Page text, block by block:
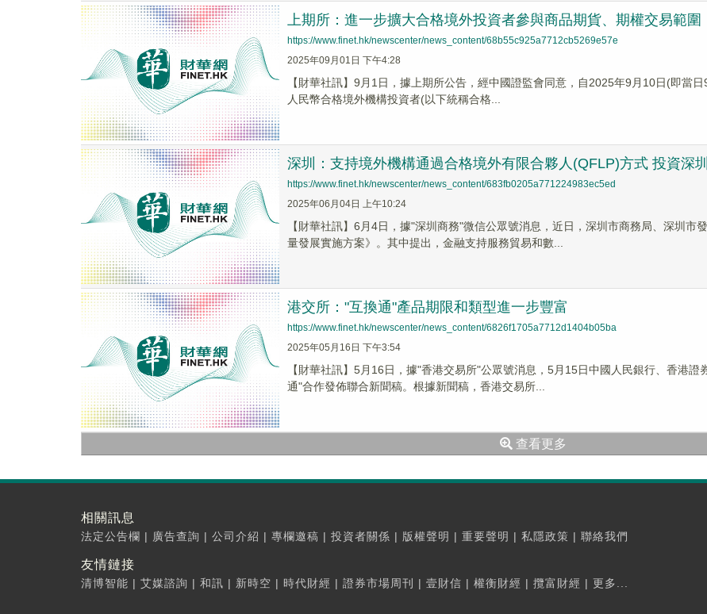
上期所：進一步擴大合格境外投資者參與商品期貨、期權交易範圍
https://www.finet.hk/newscenter/news_content/68b55c925a7712cb5269e57e
2025年09月01日 下午4:28
【財華社訊】9月1日，據上期所公告，經中國證監會同意，自2025年9月10日(即當
人民幣合格境外機構投資者(以下統稱合格...
深圳：支持境外機構通過合格境外有限合夥人(QFLP)方式 投資深
https://www.finet.hk/newscenter/news_content/683fb0205a771224983ec5ed
2025年06月04日 上午10:24
【財華社訊】6月4日，據"深圳商務"微信公眾號消息，近日，深圳市商務局、深圳
量發展實施方案》。其中提出，金融支持服務貿易和數...
港交所："互換通"產品期限和類型進一步豐富
https://www.finet.hk/newscenter/news_content/6826f1705a7712d1404b05ba
2025年05月16日 下午3:54
【財華社訊】5月16日，據"香港交易所"公眾號消息，5月15日中國人民銀行、香港
通"合作發佈聯合新聞稿。根據新聞稿，香港交易所...
查看更多
相關訊息
法定公告欄 | 廣告查詢 | 公司介紹 | 專欄邀稿 | 投資者關係 | 版權聲明 | 重要聲明 | 私隱政策 | 聯絡我們
友情鏈接
清博智能 | 艾媒諮詢 | 和訊 | 新時空 | 時代財經 | 證券市場周刊 | 壹財信 | 權衡財經 | 攬富財經 | 更多...